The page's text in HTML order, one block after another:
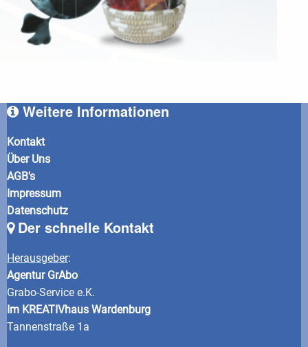
Weitere Informationen
Kontakt
Über Uns
AGB's
Impressum
Datenschutz
Der schnelle Kontakt
Herausgeber:
Agentur GrAbo
Grabo-Service e.K.
Im KREATIVhaus Wardenburg
Tannenstraße 1a